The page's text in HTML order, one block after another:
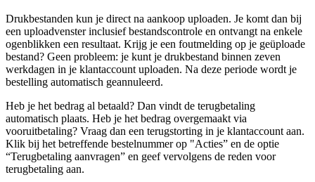
Drukbestanden kun je direct na aankoop uploaden. Je komt dan bij
een uploadvenster inclusief bestandscontrole en ontvangt na enkele
ogenblikken een resultaat. Krijg je een foutmelding op je geüploade
bestand? Geen probleem: je kunt je drukbestand binnen zeven
werkdagen in je klantaccount uploaden. Na deze periode wordt je
bestelling automatisch geannuleerd.
Heb je het bedrag al betaald? Dan vindt de terugbetaling
automatisch plaats. Heb je het bedrag overgemaakt via
vooruitbetaling? Vraag dan een terugstorting in je klantaccount aan.
Klik bij het betreffende bestelnummer op "Acties” en de optie
“Terugbetaling aanvragen” en geef vervolgens de reden voor
terugbetaling aan.